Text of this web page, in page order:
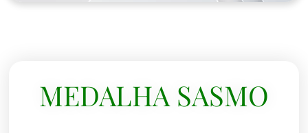
MEDALHA SASMO